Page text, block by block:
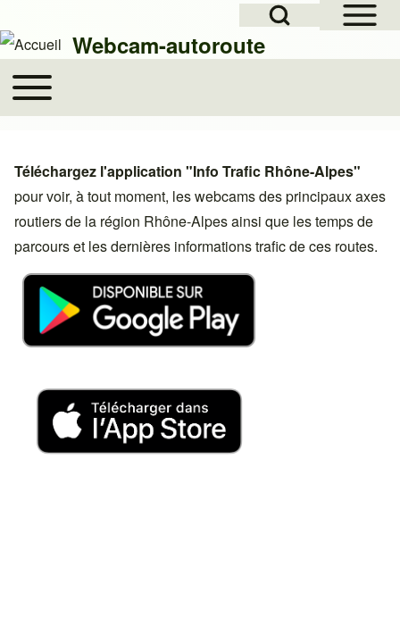
Close search
Rechercher
Webcam-autoroute
Main navigation
Toggle main menu
Téléchargez l'application "Info Trafic Rhône-Alpes"
pour voir, à tout moment, les webcams des principaux axes
routiers de la région Rhône-Alpes ainsi que les temps de
parcours et les dernières informations trafic de ces routes.